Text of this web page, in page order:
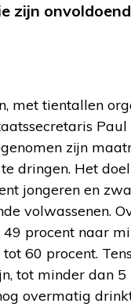
zijn
met tientallen
zijn
dringen. Het
jongeren en
volwassenen.
procent naar
60 procent.
tot minder dan
overmatig